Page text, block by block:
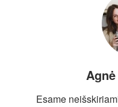
Esame